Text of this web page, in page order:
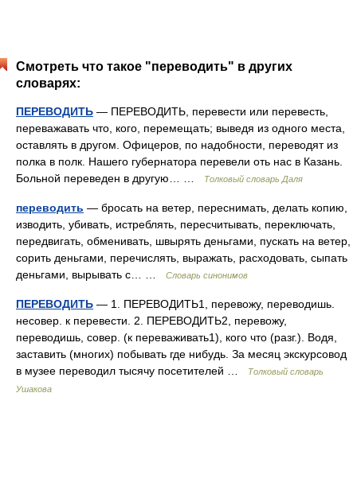
Смотреть что такое "переводить" в других
словарях:
ПЕРЕВОДИТЬ — ПЕРЕВОДИТЬ, перевести или перевесть,
переважавать что, кого, перемещать; выведя из одного места,
оставлять в другом. Офицеров, по надобности, переводят из
полка в полк. Нашего губернатора перевели оть нас в Казань.
Больной переведен в другую… …
Толковый словарь Даля
переводить — бросать на ветер, переснимать, делать копию,
изводить, убивать, истреблять, пересчитывать, переключать,
передвигать, обменивать, швырять деньгами, пускать на ветер,
сорить деньгами, перечислять, выражать, расходовать, сыпать
деньгами, вырывать с… …
Словарь синонимов
ПЕРЕВОДИТЬ — 1. ПЕРЕВОДИТЬ1, перевожу, переводишь.
несовер. к перевести. 2. ПЕРЕВОДИТЬ2, перевожу,
переводишь, совер. (к переваживать1), кого что (разг.). Водя,
заставить (многих) побывать где нибудь. За месяц экскурсовод
в музее переводил тысячу посетителей …
Толковый словарь
Ушакова